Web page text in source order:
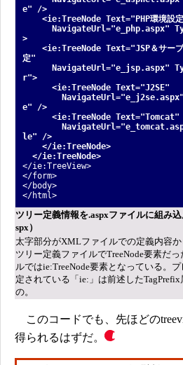
e" />
<ie:TreeNode Text="PHP環境設
NavigateUrl="e_php.aspx"
>
<ie:TreeNode Text="JSP＆サーブ
定"
NavigateUrl="e_jsp.aspx"
r">
<ie:TreeNode Text="J2SE"
e" />
<ie:TreeNode Text="Tomcat"
le" />
</ie:TreeNode>
</ie:TreeNode>
</ie:TreeView>
</form>
</body>
</html>
ツリー定義情報を.aspxファイルに組み
spx）
太字部分がXMLファイルでの定義内容か
ツリー定義ファイルでTreeNode要素だ
ルではie:TreeNode要素となっている。
定されている「ie:」は前述した
の。
このコードでも、先ほどの
得られるはずだ。